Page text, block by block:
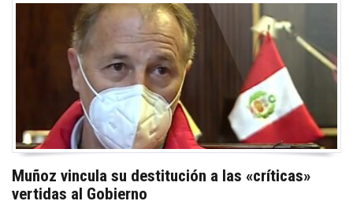
Muñoz vincula su destitución a las «críticas»
vertidas al Gobierno